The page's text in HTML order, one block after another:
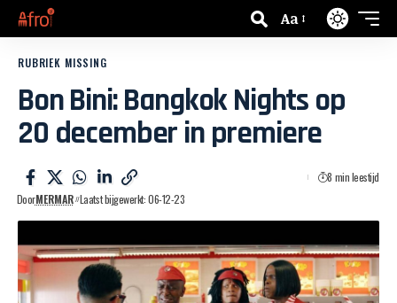
Aa
RUBRIEK MISSING
Bon Bini: Bangkok Nights op
20 december in premiere
DoorMERMAR Laatst bijgewerkt: 06-12-23
8 min leestijd